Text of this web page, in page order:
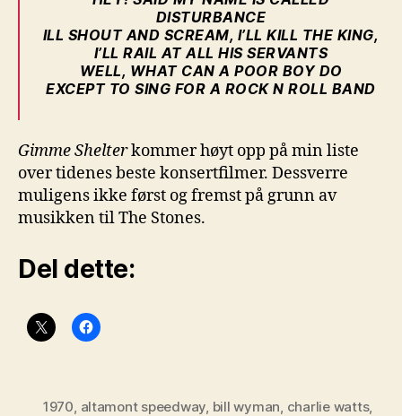
DISTURBANCE
ILL SHOUT AND SCREAM, I’LL KILL THE KING,
I’LL RAIL AT ALL HIS SERVANTS
WELL, WHAT CAN A POOR BOY DO
EXCEPT TO SING FOR A ROCK N ROLL BAND
Gimme Shelterkommer høyt opp på min liste
over tidenes beste konsertfilmer. Dessverre
muligens ikke først og fremst på grunn av
musikken til The Stones.
Del dette:
1970 altamont speedway bill wyman charlie watts,